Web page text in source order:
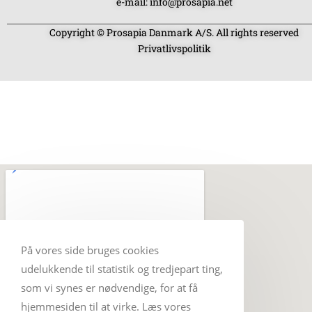
Copyright © Prosapia Danmark A/S. All rights reserved
Privatlivspolitik
På vores side bruges cookies
udelukkende til statistik og tredjepart ting,
som vi synes er nødvendige, for at få
hjemmesiden til at virke. Læs vores